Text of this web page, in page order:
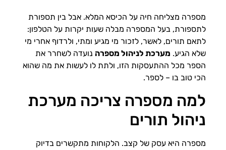
מספרה מצליחה חיה על הכיסא המלא. אבל בין תספורת
לתספורת, בעל המספרה מבלה שעות יקרות על הטלפון:
לתאם תורים, לאשר, לזכור מי מגיע ומתי, ולרדוף אחרי מי
שלא הגיע. מערכת לניהול מספרה נועדה לשחרר את
הספר מכל ההתעסקות הזו, ולתת לו לעשות את מה שהוא
הכי טוב בו – לספר.
למה מספרה צריכה מערכת
ניהול תורים
מספרה היא עסק של קצב. הלקוחות מתקשרים בדיוק